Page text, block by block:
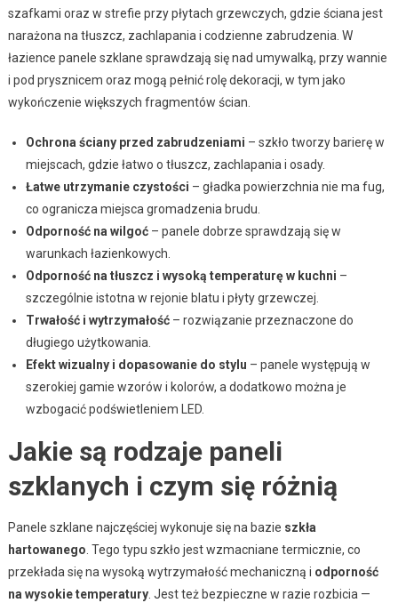
szafkami oraz w strefie przy płytach grzewczych, gdzie ściana jest
narażona na tłuszcz, zachlapania i codzienne zabrudzenia. W
łazience panele szklane sprawdzają się nad umywalką, przy wannie
i pod prysznicem oraz mogą pełnić rolę dekoracji, w tym jako
wykończenie większych fragmentów ścian.
Ochrona ściany przed zabrudzeniami – szkło tworzy barierę w
miejscach, gdzie łatwo o tłuszcz, zachlapania i osady.
Łatwe utrzymanie czystości – gładka powierzchnia nie ma fug,
co ogranicza miejsca gromadzenia brudu.
Odporność na wilgoć– panele dobrze sprawdzają się w
warunkach łazienkowych.
Odporność na tłuszcz i wysoką temperaturę w kuchni –
szczególnie istotna w rejonie blatu i płyty grzewczej.
Trwałość i wytrzymałość– rozwiązanie przeznaczone do
długiego użytkowania.
Efekt wizualny i dopasowanie do stylu – panele występują w
szerokiej gamie wzorów i kolorów, a dodatkowo można je
wzbogacić podświetleniem LED.
Jakie są rodzaje paneli
szklanych i czym się różnią
Panele szklane najczęściej wykonuje się na bazie szkła
hartowanego . Tego typu szkło jest wzmacniane termicznie, co
przekłada się na wysoką wytrzymałość mechaniczną i odporność
na wysokie temperatury. Jest też bezpieczne w razie rozbicia —